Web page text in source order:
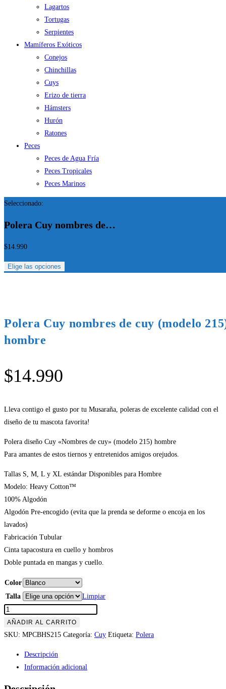
Lagartos
Tortugas
Serpientes
Mamíferos Exóticos
Conejos
Chinchillas
Cuys
Erizo de tierra
Hámsters
Hurón
Ratones
Peces
Peces de Agua Fría
Peces Tropicales
Peces Marinos
Seleccionado:
Polera Cuy nombres de…
$14.990
Elige las opciones
Polera Cuy nombres de cuy (modelo
hombre
$14.990
Lleva contigo el gusto por tu Musaraña, poleras de excelente calidad con el
diseño de tu mascota favorita!
Polera diseño Cuy «Nombres de cuy» (modelo 215) hombre
Para amantes de estos tiernos y entretenidos amigos orejudos.
Tallas S, M, L y XL estándar Disponibles para Hombre
Modelo: Heavy Cotton™
100% Algodón
Algodón Pre-encogido (evita que la prenda se deforme o encoja en los
lavados)
Fabricación Tubular
Cinta tapacostura en cuello y hombros
Doble puntada en mangas y cuello.
Color
Talla
Limpiar
Polera
Cuy
nombres
(modelo
215)
AÑADIR AL CARRITO
SKU: MPCBHS215 Categoría: Cuy Etiqueta: Polera
Descripción
Información adicional